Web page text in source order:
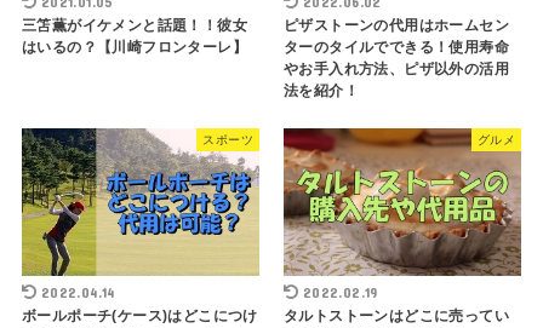
三笘薫がイケメンと話題！！彼女
はいるの？【川崎フロンターレ】
ピザストーンの代用はホームセン
ターのタイルでできる！使用寿命
やお手入れ方法、ピザ以外の活用
法を紹介！
スポーツ
2022.04.14
ボールポーチ(ケース)はどこにつけ
グルメ
2022.02.19
タルトストーンはどこに売ってい